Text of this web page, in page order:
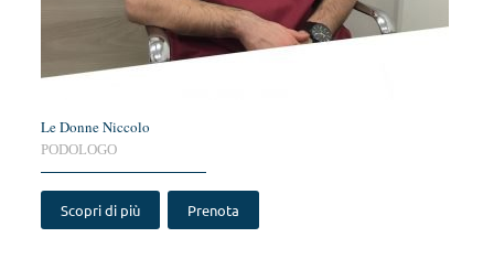
Le Donne Niccolo
PODOLOGO
Scopri di più Prenota